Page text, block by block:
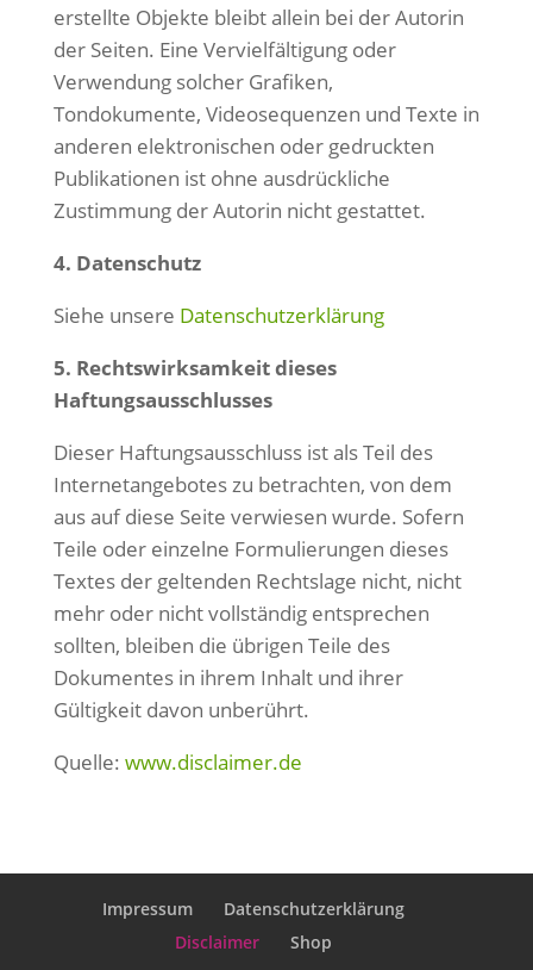
erstellte Objekte bleibt allein bei der Autorin
der Seiten. Eine Vervielfältigung oder
Verwendung solcher Grafiken,
Tondokumente, Videosequenzen und Texte in
anderen elektronischen oder gedruckten
Publikationen ist ohne ausdrückliche
Zustimmung der Autorin nicht gestattet.
4. Datenschutz
Siehe unsere Datenschutzerklärung
5. Rechtswirksamkeit dieses
Haftungsausschlusses
Dieser Haftungsausschluss ist als Teil des
Internetangebotes zu betrachten, von dem
aus auf diese Seite verwiesen wurde. Sofern
Teile oder einzelne Formulierungen dieses
Textes der geltenden Rechtslage nicht, nicht
mehr oder nicht vollständig entsprechen
sollten, bleiben die übrigen Teile des
Dokumentes in ihrem Inhalt und ihrer
Gültigkeit davon unberührt.
Quelle: www.disclaimer.de
Impressum
Datenschutzerklärung
Disclaimer
Shop